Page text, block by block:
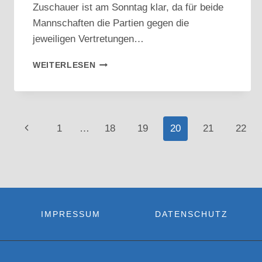
Zuschauer ist am Sonntag klar, da für beide
Mannschaften die Partien gegen die
jeweiligen Vertretungen…
WEITERLESENVORSCHAU:
UERNEIM
Seitennavigation
Vorherige1 … 18 19 20 21 22
IMPRESSUM DATENSCHUTZ